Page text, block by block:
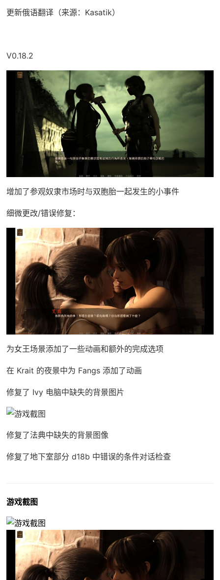
更新俄语翻译（来源：Kasatik）
V0.18.2
增加了参观奴隶市场时与双胞胎一起发生的小事件
细微更改/错误修复：
为女王场景添加了一些动画和额外的完成选项
在 Krait 的夜景中为 Fangs 添加了动画
修复了 Ivy 电脑中缺失的背景图片
修复了法典中缺失的背景图像
修复了地下室部分 d18b 中错误的条件对话检查
游戏截图